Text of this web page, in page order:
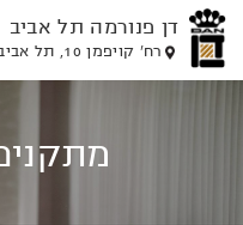
דן פנורמה תל אביב
רח' קויפמן 10, תל אביב